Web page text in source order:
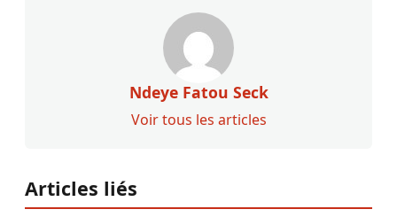
Ndeye Fatou Seck
Voir tous les articles
Articles liés